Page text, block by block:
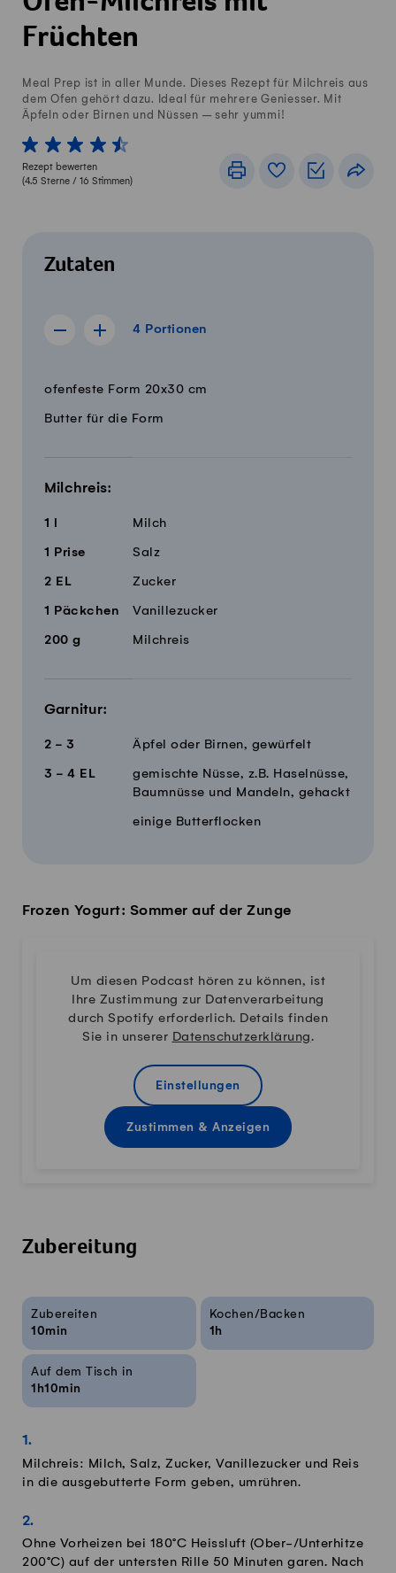
Früchten
Meal Prep ist in aller Munde. Dieses Rezept für Milchreis aus
dem Ofen gehört dazu. Ideal für mehrere Geniesser. Mit
Äpfeln oder Birnen und Nüssen – sehr yummi!
1 von 5 Sterne
2 von 5 Sterne
3 von 5 Sterne
4 von 5 Sterne
5 von 5 Sterne
Rezept bewerten
(4.5 Sterne / 16 Stimmen)
DruckenRezeptbuch
Zutaten
4 Portionen
Rezept für 3 Portionen anzeigen
Rezept für 5 Portionen anzeigen
4 Portionen
MengeZutaten
ofenfeste Form 20x30 cm
Butter für die Form
Milchreis:
1 l Milch
1 Prise Salz
2 EL Zucker
1 Päckchen Vanillezucker
200 g Milchreis
Garnitur:
2 - 3 Äpfel oder Birnen, gewürfelt
3 - 4 EL
gemischte Nüsse, z.B. Haselnüsse,
Baumnüsse und Mandeln, gehackt
einige Butterflocken
Frozen Yogurt: Sommer auf der Zunge
Um diesen Podcast hören zu können, ist
Ihre Zustimmung zur Datenverarbeitung
durch Spotify erforderlich. Details finden
Sie in unserer Datenschutzerklärung.
Einstellungen
Zustimmen & Anzeigen
Zubereitung
Rezeptinfos
Zubereiten
10min
Kochen/Backen
1h
Auf dem Tisch in
1h10min
Milchreis: Milch, Salz, Zucker, Vanillezucker und Reis
in die ausgebutterte Form geben, umrühren.
Ohne Vorheizen bei 180°C Heissluft (Ober-/Unterhitze
200°C) auf der untersten Rille 50 Minuten garen. Nach